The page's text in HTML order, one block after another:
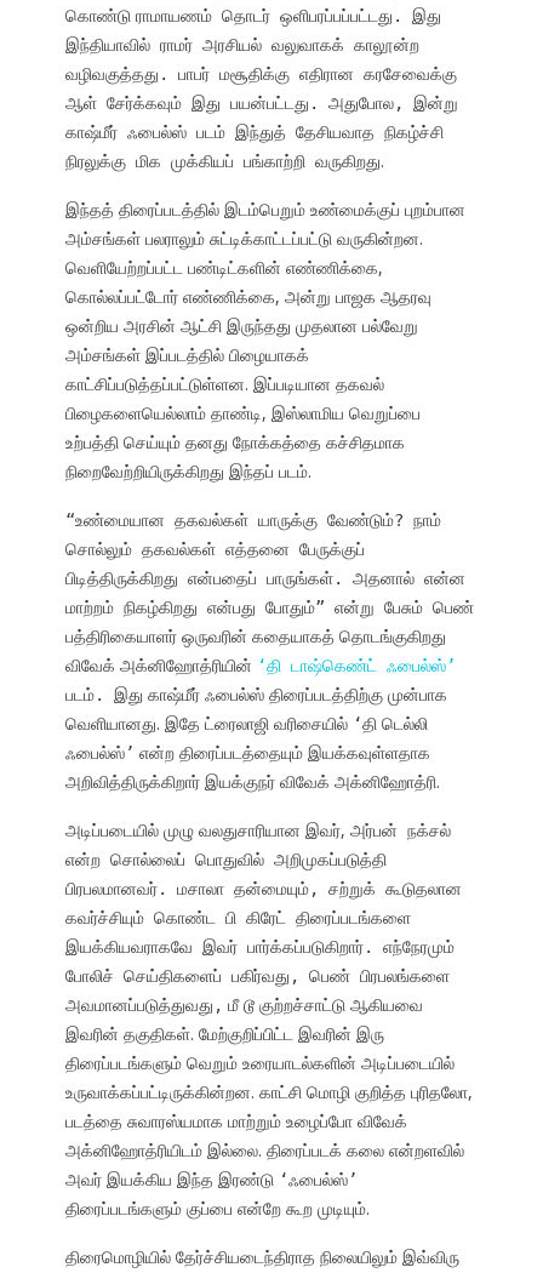
கொண்டு ராமாயணம் தொடர் ஒளிபரப்பப்பட்டது. இது
இந்தியாவில் ராமர் அரசியல் வலுவாகக் காலூன்ற
வழிவகுத்தது. பாபர் மசூதிக்கு எதிரான கரசேவைக்கு
ஆள் சேர்க்கவும் இது பயன்பட்டது. அதுபோல, இன்று
காஷ்மீர் ஃபைல்ஸ் படம் இந்துத் தேசியவாத நிகழ்ச்சி
நிரலுக்கு மிக முக்கியப் பங்காற்றி வருகிறது.
இந்தத் திரைப்படத்தில் இடம்பெறும் உண்மைக்குப் புறம்பான
அம்சங்கள் பலராலும் சுட்டிக்காட்டப்பட்டு வருகின்றன.
வெளியேற்றப்பட்ட பண்டிட்களின் எண்ணிக்கை,
கொல்லப்பட்டோர் எண்ணிக்கை, அன்று பாஜக ஆதரவு
ஒன்றிய அரசின் ஆட்சி இருந்தது முதலான பல்வேறு
அம்சங்கள் இப்படத்தில் பிழையாகக்
காட்சிப்படுத்தப்பட்டுள்ளன. இப்படியான தகவல்
பிழைகளையெல்லாம் தாண்டி, இஸ்லாமிய வெறுப்பை
உற்பத்தி செய்யும் தனது நோக்கத்தை கச்சிதமாக
நிறைவேற்றியிருக்கிறது இந்தப் படம்.
“உண்மையான தகவல்கள் யாருக்கு வேண்டும்? நாம்
சொல்லும் தகவல்கள் எத்தனை பேருக்குப்
பிடித்திருக்கிறது என்பதைப் பாருங்கள். அதனால் என்ன
மாற்றம் நிகழ்கிறது என்பது போதும்” என்று பேசும் பெண்
பத்திரிகையாளர் ஒருவரின் கதையாகத் தொடங்குகிறது
விவேக் அக்னிஹோத்ரியின் ‘தி டாஷ்கெண்ட் ஃபைல்ஸ்’
படம். இது காஷ்மீர் ஃபைல்ஸ் திரைப்படத்திற்கு முன்பாக
வெளியானது. இதே ட்ரைலாஜி வரிசையில் ‘தி டெல்லி
ஃபைல்ஸ்’ என்ற திரைப்படத்தையும் இயக்கவுள்ளதாக
அறிவித்திருக்கிறார் இயக்குநர் விவேக் அக்னிஹோத்ரி.
அடிப்படையில் முழு வலதுசாரியான இவர், அர்பன் நக்சல்
என்ற சொல்லைப் பொதுவில் அறிமுகப்படுத்தி
பிரபலமானவர். மசாலா தன்மையும், சற்றுக் கூடுதலான
கவர்ச்சியும் கொண்ட பி கிரேட் திரைப்படங்களை
இயக்கியவராகவே இவர் பார்க்கப்படுகிறார். எந்நேரமும்
போலிச் செய்திகளைப் பகிர்வது, பெண் பிரபலங்களை
அவமானப்படுத்துவது, மீ டூ குற்றச்சாட்டு ஆகியவை
இவரின் தகுதிகள். மேற்குறிப்பிட்ட இவரின் இரு
திரைப்படங்களும் வெறும் உரையாடல்களின் அடிப்படையில்
உருவாக்கப்பட்டிருக்கின்றன. காட்சி மொழி குறித்த புரிதலோ,
படத்தை சுவாரஸ்யமாக மாற்றும் உழைப்போ விவேக்
அக்னிஹோத்ரியிடம் இல்லை. திரைப்படக் கலை என்றளவில்
அவர் இயக்கிய இந்த இரண்டு ‘ஃபைல்ஸ்’
திரைப்படங்களும் குப்பை என்றே கூற முடியும்.
திரைமொழியில் தேர்ச்சியடைந்திராத நிலையிலும் இவ்விரு